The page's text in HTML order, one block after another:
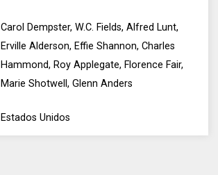
Carol Dempster, W.C. Fields, Alfred Lunt,
Erville Alderson, Effie Shannon, Charles
Hammond, Roy Applegate, Florence Fair,
Marie Shotwell, Glenn Anders
Estados Unidos